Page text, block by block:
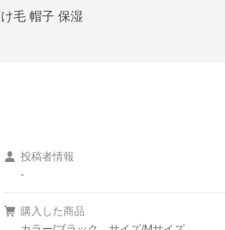
毛 帽子 保湿
投稿者情報
-
購入した商品